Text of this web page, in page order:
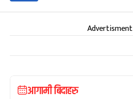
Advertisment
आगामी बिदाहरु